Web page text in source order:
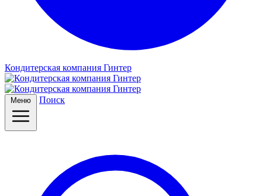
Кондитерская компания Гинтер
Меню Поиск